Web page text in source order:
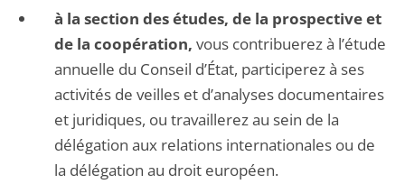
à la section des études, de la prospective et
de la coopération, vous contribuerez à l’étude
annuelle du Conseil d’État, participerez à ses
activités de veilles et d’analyses documentaires
et juridiques, ou travaillerez au sein de la
délégation aux relations internationales ou de
la délégation au droit européen.